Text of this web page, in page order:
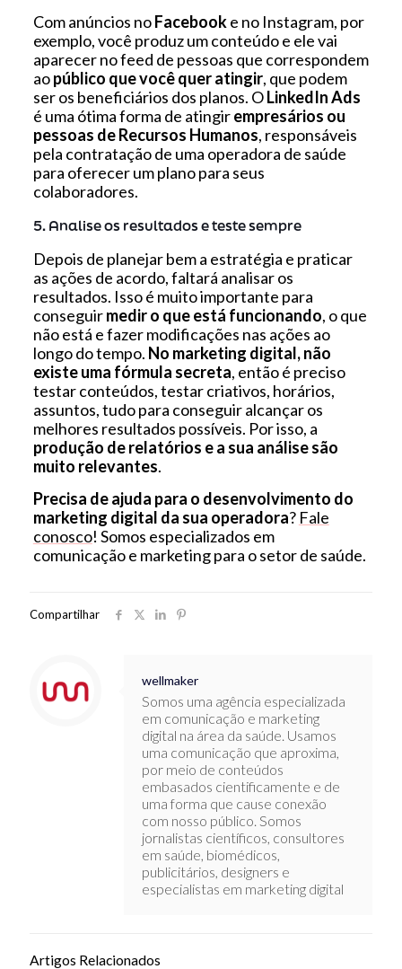
Com anúncios noFacebooke no Instagram, por
exemplo, você produz um conteúdo e ele vai
aparecer no feed de pessoas que correspondem
aopúblico que você quer atingir, que podem
ser os beneficiários dos planos. OLinkedIn Ads
é uma ótima forma de atingirempresários ou
pessoas de Recursos Humanos, responsáveis
pela contratação de uma operadora de saúde
para oferecer um plano para seus
colaboradores.
5. Analise os resultados e teste sempre
Depois de planejar bem a estratégia e praticar
as ações de acordo, faltará analisar os
resultados. Isso é muito importante para
conseguirmedir o que está funcionando, o que
não está e fazer modificações nas ações ao
longo do tempo. No marketing digital, não
existe uma fórmula secreta, então é preciso
testar conteúdos, testar criativos, horários,
assuntos, tudo para conseguir alcançar os
melhores resultados possíveis. Por isso, a
produção de relatórios e a sua análise são
muito relevantes.
Precisa de ajuda para o desenvolvimento do
marketing digital da sua operadora? Fale
conosco! Somos especializados em
comunicação e marketing para o setor de saúde.
Compartilhar
wellmaker
Somos uma agência especializada
em comunicação e marketing
digital na área da saúde. Usamos
uma comunicação que aproxima,
por meio de conteúdos
embasados cientificamente e de
uma forma que cause conexão
com nosso público. Somos
jornalistas científicos, consultores
em saúde, biomédicos,
publicitários, designers e
especialistas em marketing digital
Artigos Relacionados